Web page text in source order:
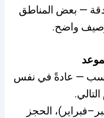
— بعض المناطق
واضح.
— عادةً في نفس
الحجز